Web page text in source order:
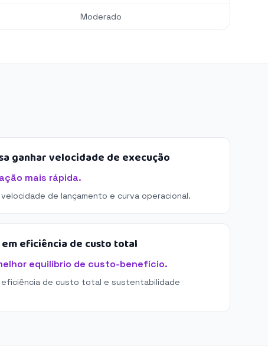
Moderado
ganhar velocidade de execução
mais rápida.
de lançamento e curva operacional.
eficiência de custo total
equilíbrio de custo-benefício.
de custo total e sustentabilidade